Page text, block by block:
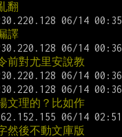
翻
譯
前對尤里安說教
文理的？比如作
然後不動文庫版